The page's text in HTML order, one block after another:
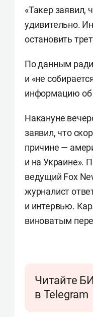
«Такер заявил,
удивительно.
остановить
По данным
и «не
информацию об
Накануне
заявил, что
причине —
и на Украине».
ведущий Fox
журналист
и интервью.
виноватым
Читайте
в Telegram